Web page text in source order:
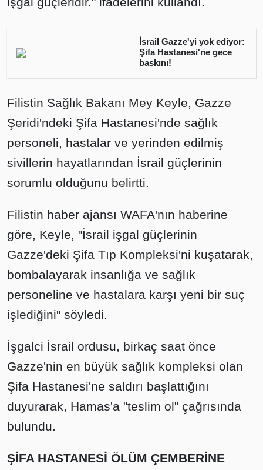
İsrail Gazze'yi yok ediyor:
Şifa Hastanesi'ne gece
baskını!
Filistin Sağlık Bakanı Mey Keyle, Gazze
Şeridi'ndeki Şifa Hastanesi'nde sağlık
personeli, hastalar ve yerinden edilmiş
sivillerin hayatlarından İsrail güçlerinin
sorumlu olduğunu belirtti.
Filistin haber ajansı WAFA'nın haberine
göre, Keyle, "İsrail işgal güçlerinin
Gazze'deki Şifa Tıp Kompleksi'ni kuşatarak,
bombalayarak insanlığa ve sağlık
personeline ve hastalara karşı yeni bir suç
işlediğini" söyledi.
İşgalci İsrail ordusu, birkaç saat önce
Gazze'nin en büyük sağlık kompleksi olan
Şifa Hastanesi'ne saldırı başlattığını
duyurarak, Hamas'a "teslim ol" çağrısında
bulundu.
ŞİFA HASTANESİ ÖLÜM ÇEMBERİNE